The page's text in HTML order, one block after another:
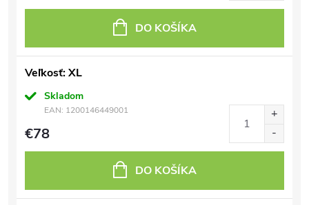
DO KOŠÍKA
Veľkosť: XL
Skladom
EAN: 1200146449001
€78
DO KOŠÍKA